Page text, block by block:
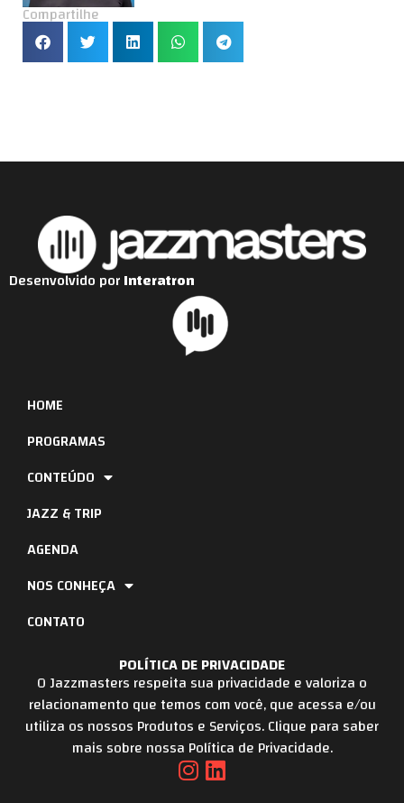
Compartilhe
POLÍTICA DE PRIVACIDADE
O Jazzmasters respeita sua privacidade e valoriza o
relacionamento que temos com você, que acessa e/ou
utiliza os nossos Produtos e Serviços. Clique para saber
mais sobre nossa Política de Privacidade.
HOME
PROGRAMAS
CONTEÚDO
JAZZ & TRIP
AGENDA
NOS CONHEÇA
CONTATO
Desenvolvido porInteratron